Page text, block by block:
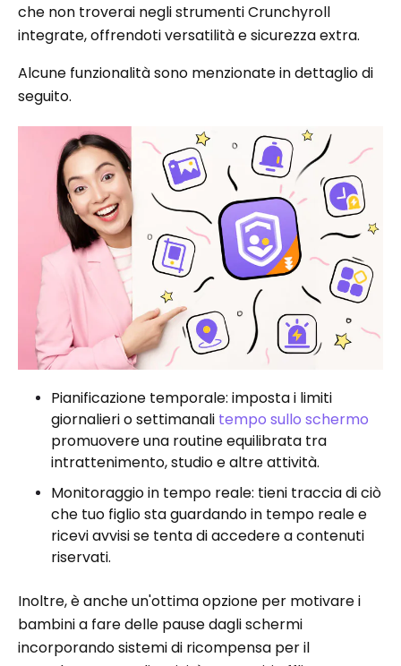
che non troverai negli strumenti Crunchyroll
integrate, offrendoti versatilità e sicurezza extra.
Alcune funzionalità sono menzionate in dettaglio di
seguito.
Pianificazione temporale: imposta i limiti
giornalieri o settimanali tempo sullo schermo
promuovere una routine equilibrata tra
intrattenimento, studio e altre attività.
Monitoraggio in tempo reale: tieni traccia di ciò
che tuo figlio sta guardando in tempo reale e
ricevi avvisi se tenta di accedere a contenuti
riservati.
Inoltre, è anche un'ottima opzione per motivare i
bambini a fare delle pause dagli schermi
incorporando sistemi di ricompensa per il